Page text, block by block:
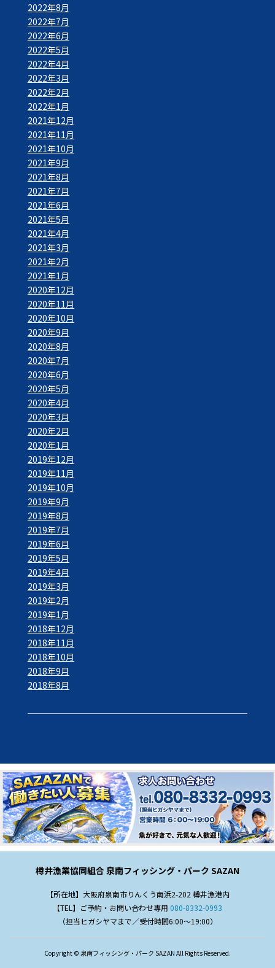
2022年8月
2022年7月
2022年6月
2022年5月
2022年4月
2022年3月
2022年2月
2022年1月
2021年12月
2021年11月
2021年10月
2021年9月
2021年8月
2021年7月
2021年6月
2021年5月
2021年4月
2021年3月
2021年2月
2021年1月
2020年12月
2020年11月
2020年10月
2020年9月
2020年8月
2020年7月
2020年6月
2020年5月
2020年4月
2020年3月
2020年2月
2020年1月
2019年12月
2019年11月
2019年10月
2019年9月
2019年8月
2019年7月
2019年6月
2019年5月
2019年4月
2019年3月
2019年2月
2019年1月
2018年12月
2018年11月
2018年10月
2018年9月
2018年8月
樽井漁業協同組合 泉南フィッシング・パーク SAZAN
【所在地】大阪府泉南市りんくう南浜2-202 樽井漁港内
【TEL】ご予約・お問い合わせ専用 080-8332-0993
（担当ヒガシヤマまで／受付時間6:00～19:00）
Copyright © 泉南フィッシング・パーク SAZAN All Rights Reserved.